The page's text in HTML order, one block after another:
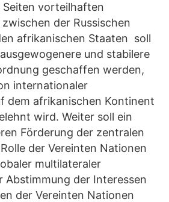
Seiten vorteilhaften
der Russischen
afrikanischen Staaten soll
und stabilere
geschaffen werden,
internationaler
dem afrikanischen Kontinent
wird. Weiter soll ein
Förderung der zentralen
der Vereinten Nationen
multilateraler
Abstimmung der Interessen
der Vereinten Nationen